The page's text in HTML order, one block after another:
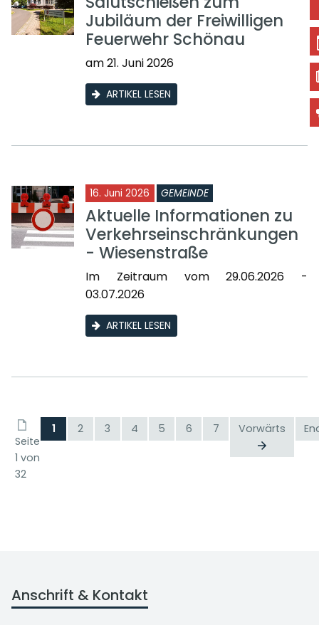
Jubiläum der Freiwilligen
Feuerwehr Schönau
am 21. Juni 2026
ARTIKEL LESEN
16. Juni 2026 GEMEINDE
Aktuelle Informationen zu
Verkehrseinschränkungen
- Wiesenstraße
Im Zeitraum vom 29.06.2026 -
03.07.2026
ARTIKEL LESEN
Seite
1 von
32
1 2 3 4 5 6 7 Vorwärts
Anschrift & Kontakt